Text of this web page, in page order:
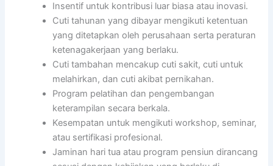
Insentif untuk kontribusi luar biasa atau inovasi.
Cuti tahunan yang dibayar mengikuti ketentuan
yang ditetapkan oleh perusahaan serta peraturan
ketenagakerjaan yang berlaku.
Cuti tambahan mencakup cuti sakit, cuti untuk
melahirkan, dan cuti akibat pernikahan.
Program pelatihan dan pengembangan
keterampilan secara berkala.
Kesempatan untuk mengikuti workshop, seminar,
atau sertifikasi profesional.
Jaminan hari tua atau program pensiun dirancang